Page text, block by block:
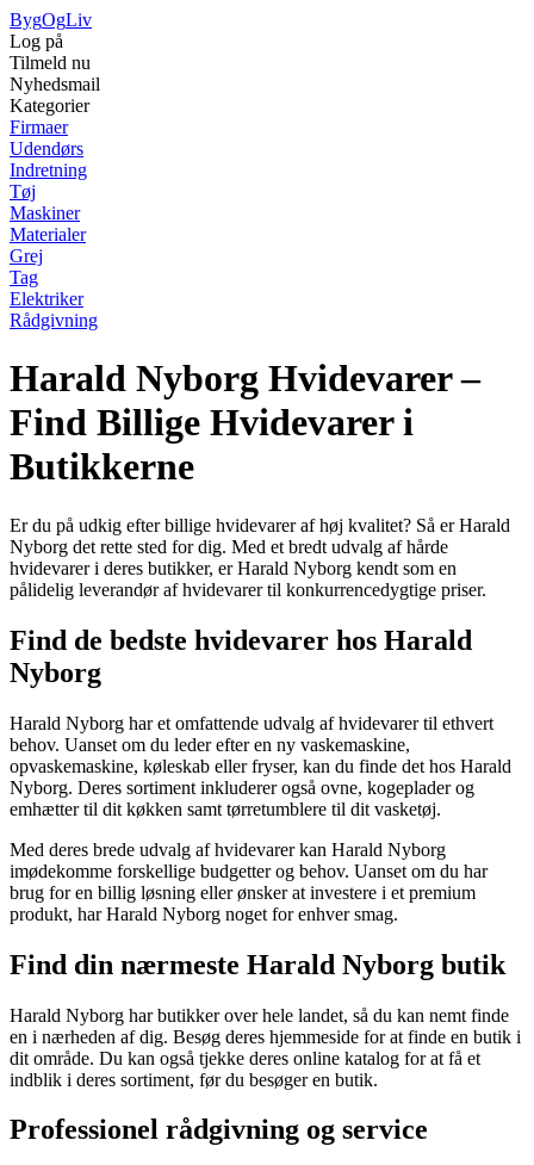
BygOgLiv
Log på
Tilmeld nu
Nyhedsmail
Kategorier
Firmaer
Udendørs
Indretning
Tøj
Maskiner
Materialer
Grej
Tag
Elektriker
Rådgivning
Harald Nyborg Hvidevarer –
Find Billige Hvidevarer i
Butikkerne
Er du på udkig efter billige hvidevarer af høj kvalitet? Så er Harald
Nyborg det rette sted for dig. Med et bredt udvalg af hårde
hvidevarer i deres butikker, er Harald Nyborg kendt som en
pålidelig leverandør af hvidevarer til konkurrencedygtige priser.
Find de bedste hvidevarer hos Harald
Nyborg
Harald Nyborg har et omfattende udvalg af hvidevarer til ethvert
behov. Uanset om du leder efter en ny vaskemaskine,
opvaskemaskine, køleskab eller fryser, kan du finde det hos Harald
Nyborg. Deres sortiment inkluderer også ovne, kogeplader og
emhætter til dit køkken samt tørretumblere til dit vasketøj.
Med deres brede udvalg af hvidevarer kan Harald Nyborg
imødekomme forskellige budgetter og behov. Uanset om du har
brug for en billig løsning eller ønsker at investere i et premium
produkt, har Harald Nyborg noget for enhver smag.
Find din nærmeste Harald Nyborg butik
Harald Nyborg har butikker over hele landet, så du kan nemt finde
en i nærheden af dig. Besøg deres hjemmeside for at finde en butik i
dit område. Du kan også tjekke deres online katalog for at få et
indblik i deres sortiment, før du besøger en butik.
Professionel rådgivning og service